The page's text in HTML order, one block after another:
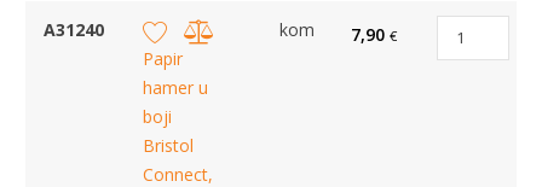
A31240
Papir
hamer u
boji
Bristol
Connect,
kom 7,90 €